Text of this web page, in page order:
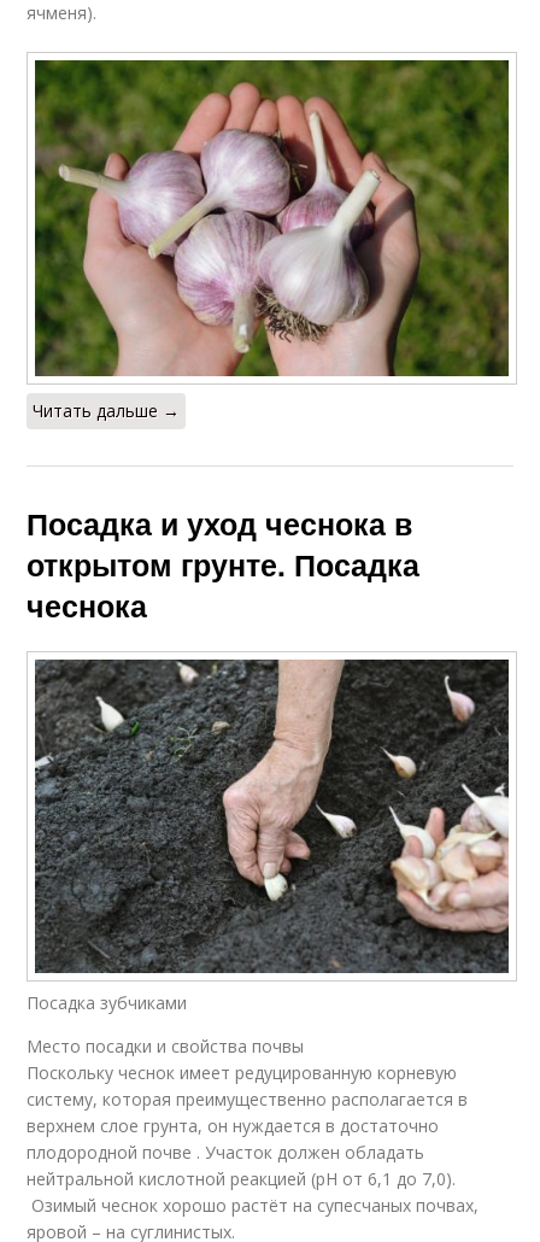
ячменя).
Читать дальше →
Посадка и уход чеснока в
открытом грунте. Посадка
чеснока
Посадка зубчиками
Место посадки и свойства почвы
Поскольку чеснок имеет редуцированную корневую
систему, которая преимущественно располагается в
верхнем слое грунта, он нуждается в достаточно
плодородной почве . Участок должен обладать
нейтральной кислотной реакцией (рН от 6,1 до 7,0).
Озимый чеснок хорошо растёт на супесчаных почвах,
яровой – на суглинистых.